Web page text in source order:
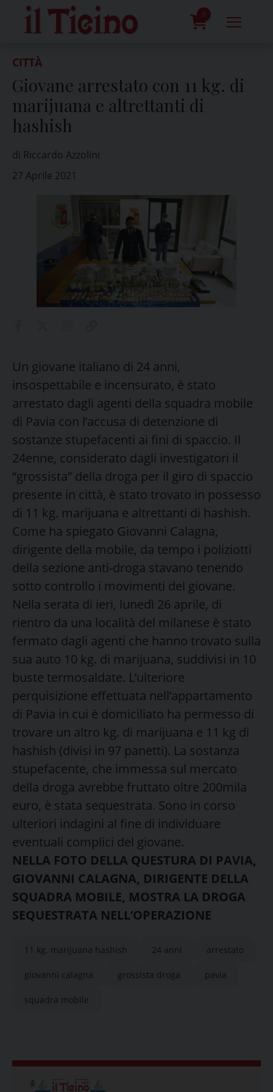
content
0
CITTÀ
Giovane arrestato con 11 kg. di
marijuana e altrettanti di
hashish
di Riccardo Azzolini
27 Aprile 2021
Un giovane italiano di 24 anni,
insospettabile e incensurato, è stato
arrestato dagli agenti della squadra mobile
di Pavia con l’accusa di detenzione di
sostanze stupefacenti ai fini di spaccio. Il
24enne, considerato dagli investigatori il
“grossista” della droga per il giro di spaccio
presente in città, è stato trovato in possesso
di 11 kg. marijuana e altrettanti di hashish.
Come ha spiegato Giovanni Calagna,
dirigente della mobile, da tempo i poliziotti
della sezione anti-droga stavano tenendo
sotto controllo i movimenti del giovane.
Nella serata di ieri, lunedì 26 aprile, di
rientro da una località del milanese è stato
fermato dagli agenti che hanno trovato sulla
sua auto 10 kg. di marijuana, suddivisi in 10
buste termosaldate. L’ulteriore
perquisizione effettuata nell’appartamento
di Pavia in cui è domiciliato ha permesso di
trovare un altro kg. di marijuana e 11 kg di
hashish (divisi in 97 panetti). La sostanza
stupefacente, che immessa sul mercato
della droga avrebbe fruttato oltre 200mila
euro, è stata sequestrata. Sono in corso
ulteriori indagini al fine di individuare
eventuali complici del giovane.
NELLA FOTO DELLA QUESTURA DI PAVIA,
GIOVANNI CALAGNA, DIRIGENTE DELLA
SQUADRA MOBILE, MOSTRA LA DROGA
SEQUESTRATA NELL’OPERAZIONE
11 kg. marijuana hashish 24 anni arrestato
giovanni calagna grossista droga pavia
squadra mobile